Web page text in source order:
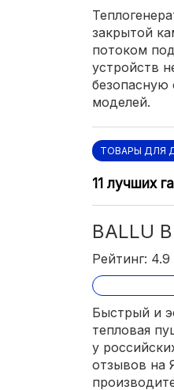
закрытой
потоком
устройств
безопасную
моделей.
ТОВАРЫ ДЛЯ
11 лучших
BALLU
Рейтинг: 4.9
Быстрый и
тепловая
у
отзывов на